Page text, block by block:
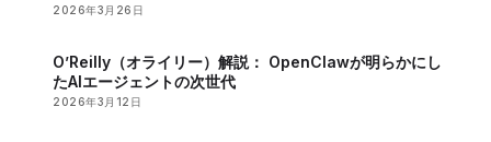
2026年3月26日
O’Reilly（オライリー）解説： OpenClawが明らかにし
たAIエージェントの次世代
2026年3月12日